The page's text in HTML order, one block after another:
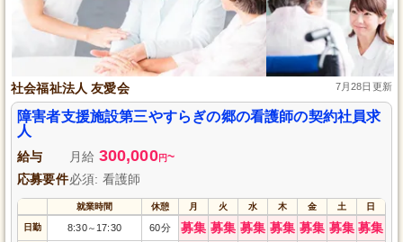
社会福祉法人 友愛会 7月28日更新
障害者支援施設第三やすらぎの郷の看護師の契約社員求
人
給与 月給 300,000円~
応募要件必須: 看護師
就業時間 休憩 月 火 水 木 金 土 日
日勤 8:30～ 17:30 60分 募集 募集 募集 募集 募集 募集 募集